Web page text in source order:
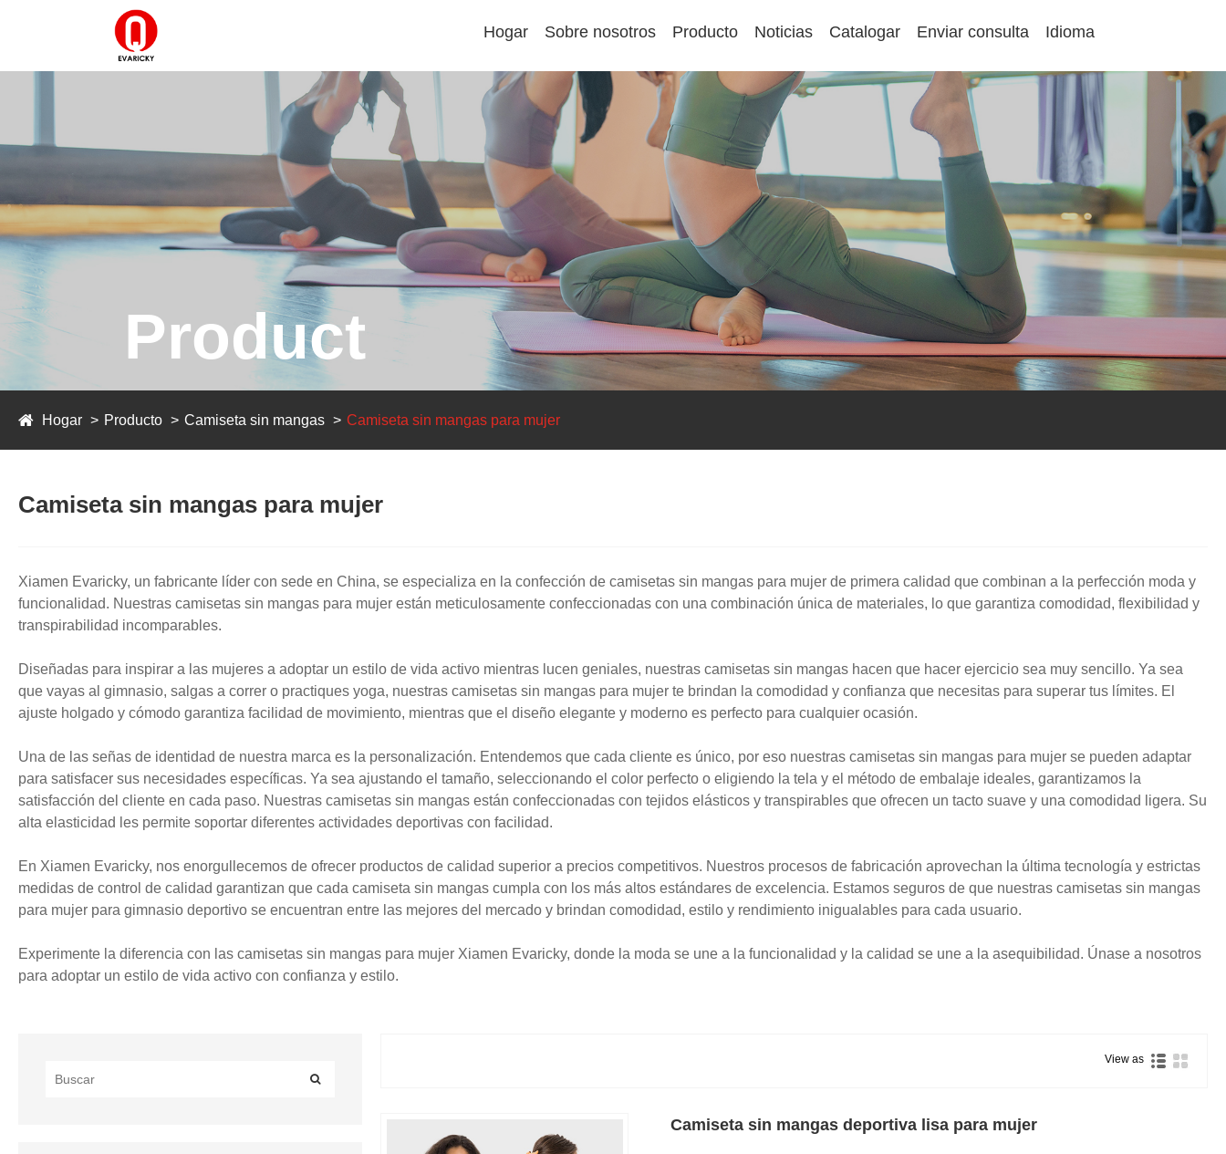
Hogar Sobre nosotros Producto Noticias Catalogar Enviar consulta Idioma
Product
Hogar Producto Camiseta sin mangas Camiseta sin mangas para mujer
Camiseta sin mangas para mujer
Xiamen Evaricky, un fabricante líder con sede en China, se especializa en la confección de camisetas sin mangas para mujer de primera calidad que combinan a la perfección moda y
funcionalidad. Nuestras camisetas sin mangas para mujer están meticulosamente confeccionadas con una combinación única de materiales, lo que garantiza comodidad, flexibilidad y
transpirabilidad incomparables.
Diseñadas para inspirar a las mujeres a adoptar un estilo de vida activo mientras lucen geniales, nuestras camisetas sin mangas hacen que hacer ejercicio sea muy sencillo. Ya sea
que vayas al gimnasio, salgas a correr o practiques yoga, nuestras camisetas sin mangas para mujer te brindan la comodidad y confianza que necesitas para superar tus límites. El
ajuste holgado y cómodo garantiza facilidad de movimiento, mientras que el diseño elegante y moderno es perfecto para cualquier ocasión.
Una de las señas de identidad de nuestra marca es la personalización. Entendemos que cada cliente es único, por eso nuestras camisetas sin mangas para mujer se pueden adaptar
para satisfacer sus necesidades específicas. Ya sea ajustando el tamaño, seleccionando el color perfecto o eligiendo la tela y el método de embalaje ideales, garantizamos la
satisfacción del cliente en cada paso. Nuestras camisetas sin mangas están confeccionadas con tejidos elásticos y transpirables que ofrecen un tacto suave y una comodidad ligera. Su
alta elasticidad les permite soportar diferentes actividades deportivas con facilidad.
En Xiamen Evaricky, nos enorgullecemos de ofrecer productos de calidad superior a precios competitivos. Nuestros procesos de fabricación aprovechan la última tecnología y estrictas
medidas de control de calidad garantizan que cada camiseta sin mangas cumpla con los más altos estándares de excelencia. Estamos seguros de que nuestras camisetas sin mangas
para mujer para gimnasio deportivo se encuentran entre las mejores del mercado y brindan comodidad, estilo y rendimiento inigualables para cada usuario.
Experimente la diferencia con las camisetas sin mangas para mujer Xiamen Evaricky, donde la moda se une a la funcionalidad y la calidad se une a la asequibilidad. Únase a nosotros
para adoptar un estilo de vida activo con confianza y estilo.
View as
Camiseta sin mangas deportiva lisa para mujer